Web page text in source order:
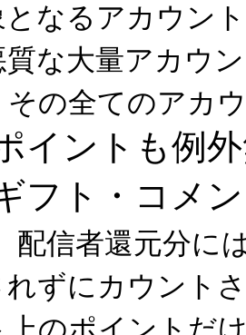
となるアカウン
質な大量アカウ
その全てのアカ
イントも例
フト・コメ
配信者還元分に
れずにカウント